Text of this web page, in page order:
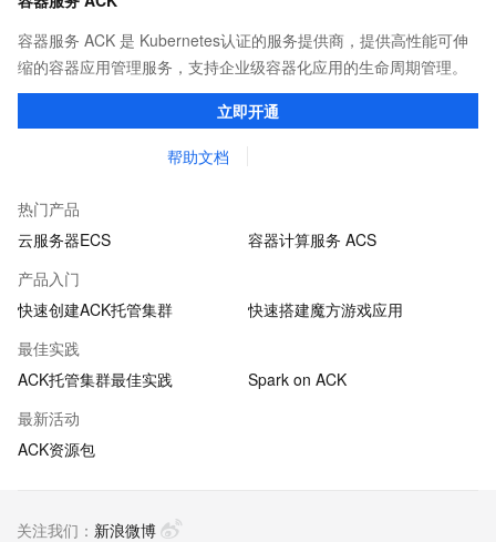
容器服务 ACK 是 Kubernetes认证的服务提供商，提供高性能可伸
缩的容器应用管理服务，支持企业级容器化应用的生命周期管理。
立即开通
帮助文档
热门产品
云服务器ECS
容器计算服务 ACS
产品入门
快速创建ACK托管集群
快速搭建魔方游戏应用
最佳实践
ACK托管集群最佳实践
Spark on ACK
最新活动
ACK资源包
关注我们： 新浪微博